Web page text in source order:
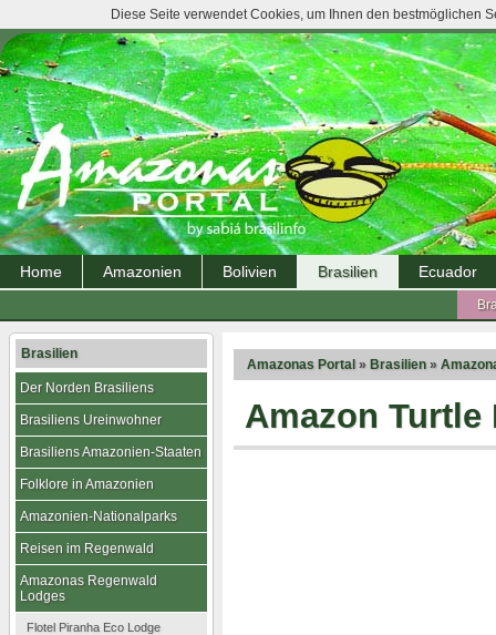
Home Amazonien Bolivien Brasilien Ecuador
Amazonas Portal » Brasilien »
Amazon Turtle
Brasilien
Der Norden Brasiliens
Brasiliens Ureinwohner
Brasiliens Amazonien-Staaten
Folklore in Amazonien
Amazonien-Nationalparks
Reisen im Regenwald
Amazonas Regenwald
Lodges
Flotel Piranha Eco Lodge
Diese Seite verwendet Cookies, um Ihnen den bestmöglichen